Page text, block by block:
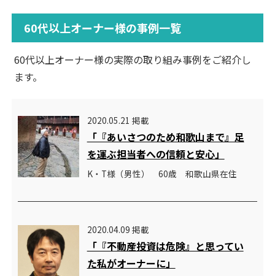
60代以上オーナー様の事例一覧
60代以上オーナー様の実際の取り組み事例をご紹介し
ます。
2020.05.21 掲載
「『あいさつのため和歌山まで』足
を運ぶ担当者への信頼と安心」
K・T様（男性） 60歳 和歌山県在住
2020.04.09 掲載
「『不動産投資は危険』と思ってい
た私がオーナーに」